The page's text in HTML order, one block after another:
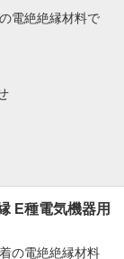
電絶絶縁材料で
E種電気機器用
の電絶絶縁材料